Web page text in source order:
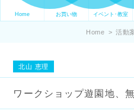
Home お買い物 イベント･教室
Home > 活動
北山 恵理
ワークショップ遊園地、